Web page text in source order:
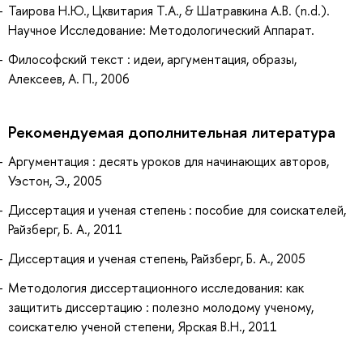
Таирова Н.Ю., Цквитария Т.А., & Шатравкина А.В. (n.d.).
Научное Исследование: Методологический Аппарат.
Философский текст : идеи, аргументация, образы,
Алексеев, А. П., 2006
Рекомендуемая дополнительная литература
Аргументация : десять уроков для начинающих авторов,
Уэстон, Э., 2005
Диссертация и ученая степень : пособие для соискателей,
Райзберг, Б. А., 2011
Диссертация и ученая степень, Райзберг, Б. А., 2005
Методология диссертационного исследования: как
защитить диссертацию : полезно молодому ученому,
соискателю ученой степени, Ярская В.Н., 2011